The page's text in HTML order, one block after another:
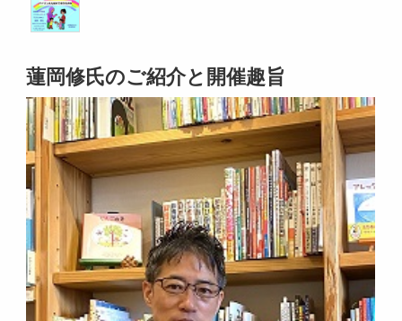
蓮岡修氏のご紹介と開催趣旨